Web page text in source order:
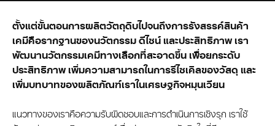
ตั้งแต่ขั้นตอนการผลิตวัตถุดิบไปจนถึงการรังสรรค์สินค้า
เคมีคือรากฐานของนวัตกรรม ดีไซน์ และประสิทธิภาพ เรา
พัฒนานวัตกรรมเคมีทางเลือกที่สะอาดขึ้น เพื่อยกระดับ
ประสิทธิภาพ เพิ่มความสามารถในการรีไซเคิลของวัสดุ และ
เพิ่มบทบาทของผลิตภัณฑ์เราในเศรษฐกิจหมุนเวียน
แนวทางของเราคือความรับผิดชอบและการดำเนินการเชิงรุก เราใช้